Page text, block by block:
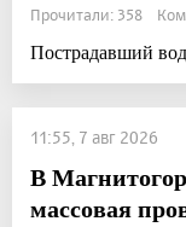
Прочитали: 358
Пострадавший
11:55, 7 авг 2026
В
массовая